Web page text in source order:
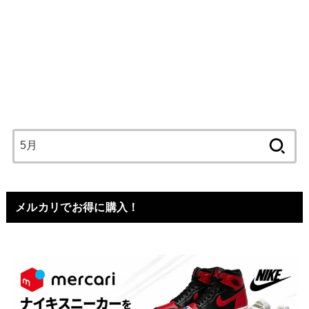
索:
メルカリでお得に購入！